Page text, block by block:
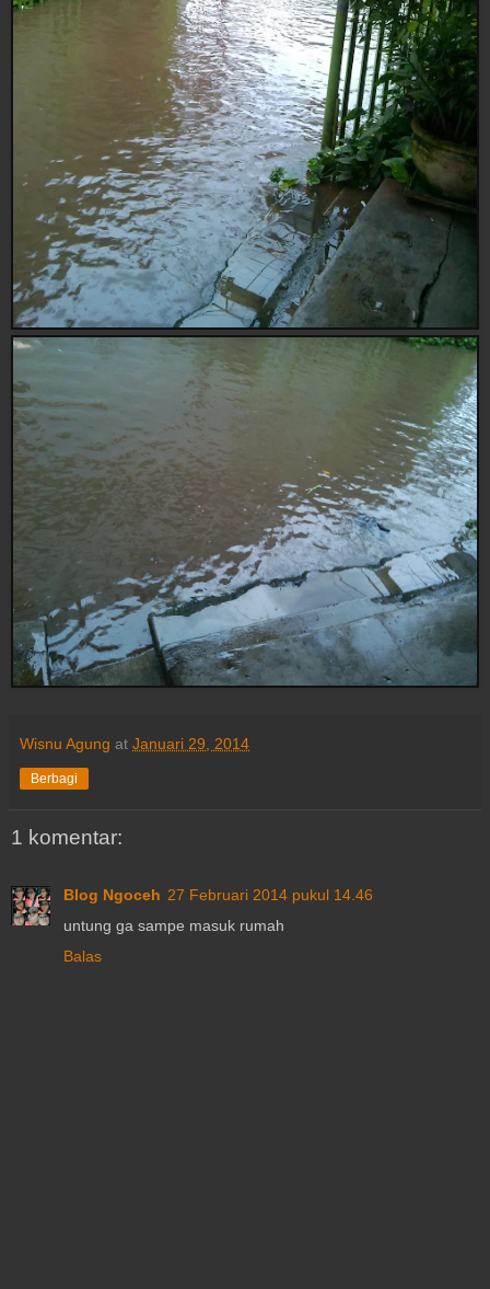
Wisnu Agung at Januari 29, 2014
Berbagi
1 komentar:
Blog Ngoceh 27 Februari 2014 pukul 14.46
untung ga sampe masuk rumah
Balas